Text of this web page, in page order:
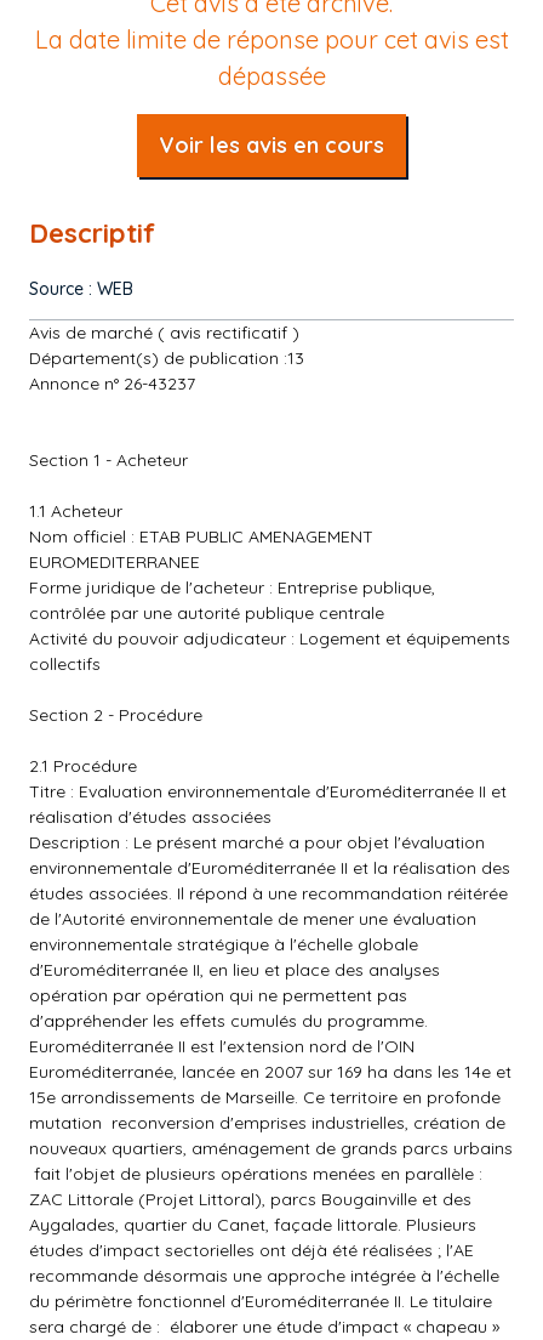
La date limite de réponse pour cet avis est
dépassée
Voir les avis en cours
Descriptif
Source : WEB
Avis de marché ( avis rectificatif )
Département(s) de publication :13
Annonce n° 26-43237
Section 1 - Acheteur
1.1 Acheteur
Nom officiel : ETAB PUBLIC AMENAGEMENT
EUROMEDITERRANEE
Forme juridique de l'acheteur : Entreprise publique,
contrôlée par une autorité publique centrale
Activité du pouvoir adjudicateur : Logement et équipements
collectifs
Section 2 - Procédure
2.1 Procédure
Titre : Evaluation environnementale d'Euroméditerranée II et
réalisation d'études associées
Description : Le présent marché a pour objet l'évaluation
environnementale d'Euroméditerranée II et la réalisation des
études associées. Il répond à une recommandation réitérée
de l'Autorité environnementale de mener une évaluation
environnementale stratégique à l'échelle globale
d'Euroméditerranée II, en lieu et place des analyses
opération par opération qui ne permettent pas
d'appréhender les effets cumulés du programme.
Euroméditerranée II est l'extension nord de l'OIN
Euroméditerranée, lancée en 2007 sur 169 ha dans les 14e et
15e arrondissements de Marseille. Ce territoire en profonde
mutation  reconversion d'emprises industrielles, création de
nouveaux quartiers, aménagement de grands parcs urbains
 fait l'objet de plusieurs opérations menées en parallèle :
ZAC Littorale (Projet Littoral), parcs Bougainville et des
Aygalades, quartier du Canet, façade littorale. Plusieurs
études d'impact sectorielles ont déjà été réalisées ; l'AE
recommande désormais une approche intégrée à l'échelle
du périmètre fonctionnel d'Euroméditerranée II. Le titulaire
sera chargé de :  élaborer une étude d'impact « chapeau »